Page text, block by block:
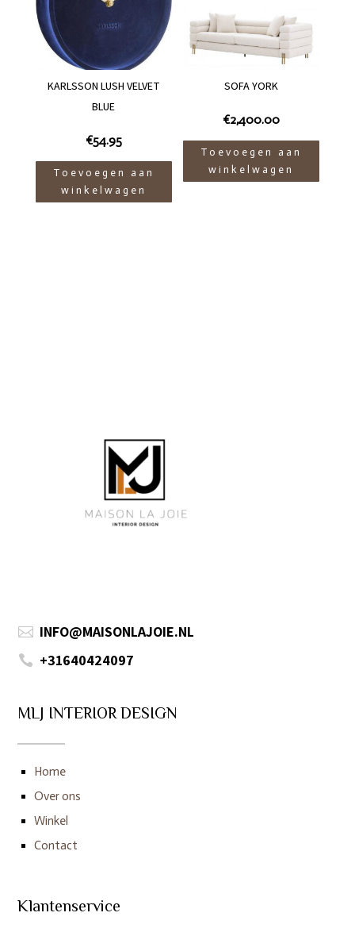
KARLSSON LUSH VELVET
BLUE
€54.95
Toevoegen aan
winkelwagen
SOFA YORK
€2,400.00
Toevoegen aan
winkelwagen
 INFO@MAISONLAJOIE.NL
 +31640424097
MLJ INTERIOR DESIGN
Home
Over ons
Winkel
Contact
Klantenservice